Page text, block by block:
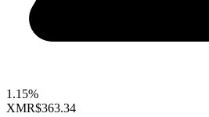
1.15%
XMR$363.34